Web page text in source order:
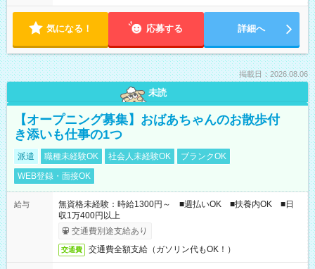
気になる！ 応募する 詳細へ
掲載日：2026.08.06
未読
【オープニング募集】おばあちゃんのお散歩付
き添いも仕事の1つ
派遣 職種未経験OK 社会人未経験OK
ブランクOK
WEB登録・面接OK
給与
無資格未経験：時給1300円～ ■週払いOK ■扶養内OK ■日
収1万400円以上
交通費別途支給あり
交通費 交通費全額支給（ガソリン代もOK！）